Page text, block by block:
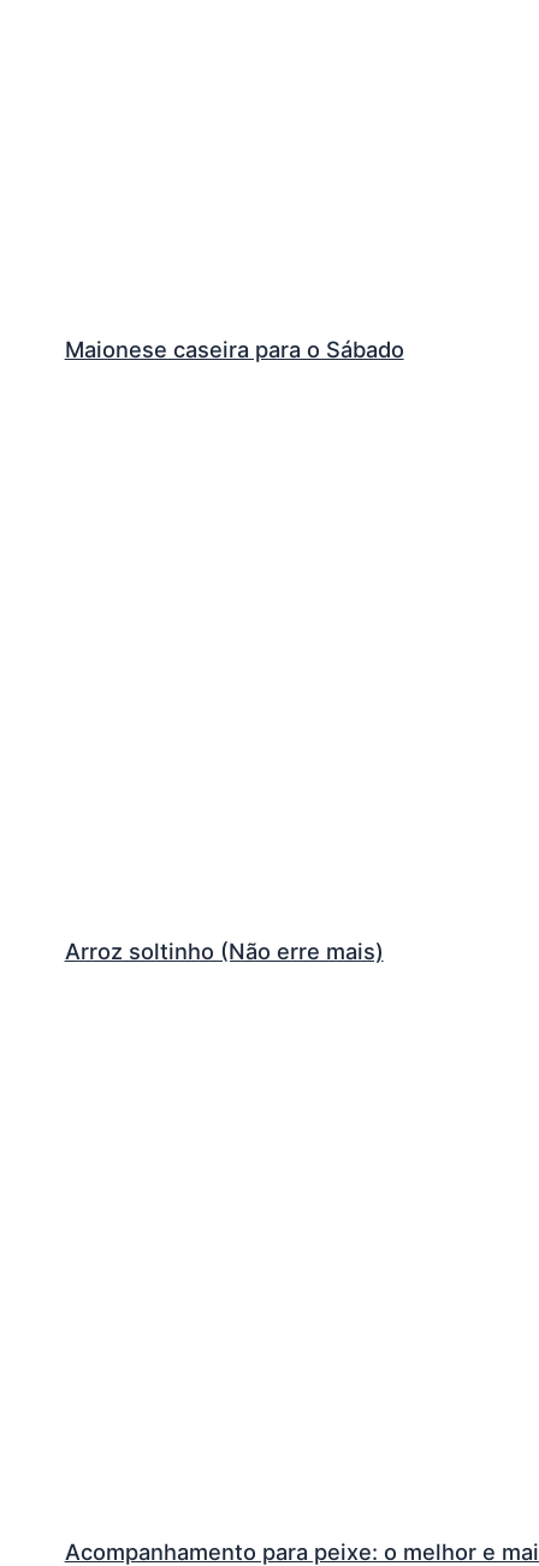
Maionese caseira para o Sábado
Arroz soltinho (Não erre mais)
Acompanhamento para peixe: o melhor e